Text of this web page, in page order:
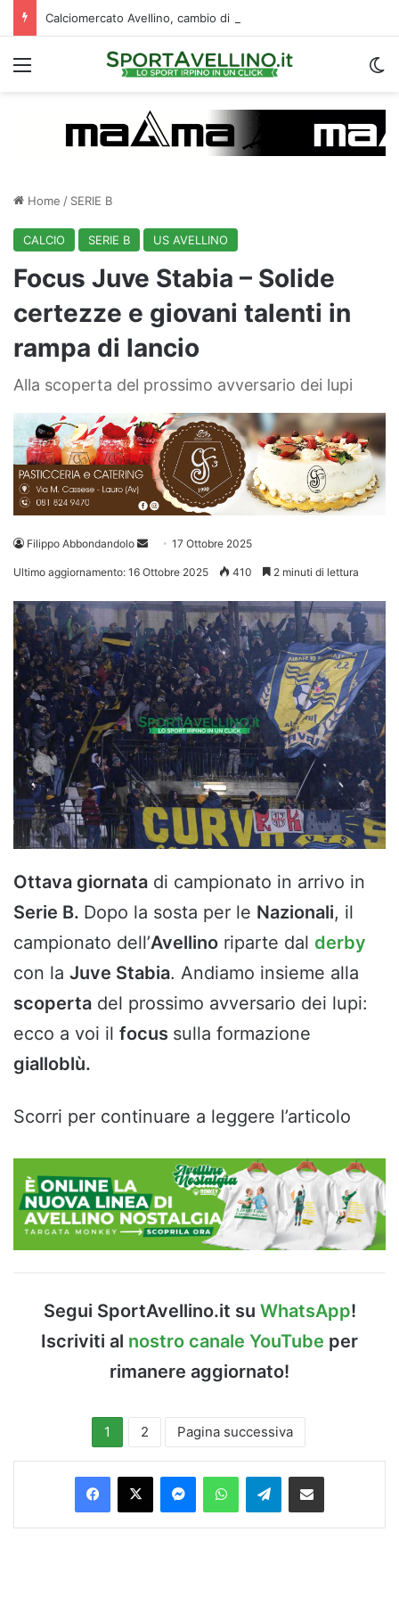
Menu
Home / SERIE B
CALCIO SERIE B US AVELLINO
Focus Juve Stabia – Solide
certezze e giovani talenti in
rampa di lancio
Alla scoperta del prossimo avversario dei lupi
Filippo Abbondandolo
Invia 17 Ottobre 2025
Ultimo aggiornamento: 16 Ottobre 2025 410 2 minuti di lettura
Ottava giornata di campionato in arrivo in
Serie B. Dopo la sosta per le Nazionali, il
campionato dell’Avellino riparte dal derby
con la Juve Stabia. Andiamo insieme alla
scoperta del prossimo avversario dei lupi:
ecco a voi il focus sulla formazione
gialloblù.
Scorri per continuare a leggere l’articolo
Segui SportAvellino.it su WhatsApp!
Iscriviti al nostro canale YouTube per
rimanere aggiornato!
1 2 Pagina successiva
Facebook
X MessengerWhatsAppTelegramCondividi via Email